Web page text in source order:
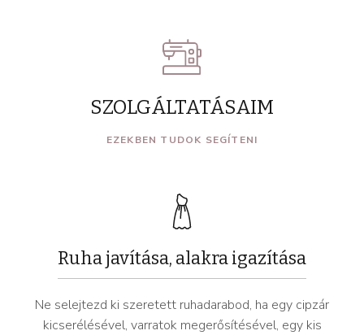
SZOLGÁLTATÁSAIM
EZEKBEN TUDOK SEGÍTENI
Ruha javítása, alakra igazítása
Ne selejtezd ki szeretett ruhadarabod, ha egy cipzár
kicserélésével, varratok megerősítésével, egy kis